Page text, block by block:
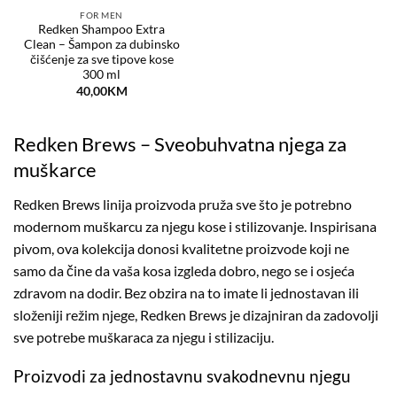
FOR MEN
Redken Shampoo Extra
Clean – Šampon za dubinsko
čišćenje za sve tipove kose
300 ml
40,00KM
Redken Brews – Sveobuhvatna njega za
muškarce
Redken Brews linija proizvoda pruža sve što je potrebno
modernom muškarcu za njegu kose i stilizovanje. Inspirisana
pivom, ova kolekcija donosi kvalitetne proizvode koji ne
samo da čine da vaša kosa izgleda dobro, nego se i osjeća
zdravom na dodir. Bez obzira na to imate li jednostavan ili
složeniji režim njege, Redken Brews je dizajniran da zadovolji
sve potrebe muškaraca za njegu i stilizaciju.
Proizvodi za jednostavnu svakodnevnu njegu